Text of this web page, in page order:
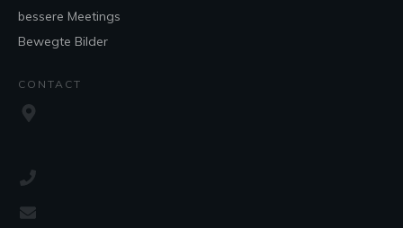
bessere Meetings
Bewegte Bilder
CONTACT